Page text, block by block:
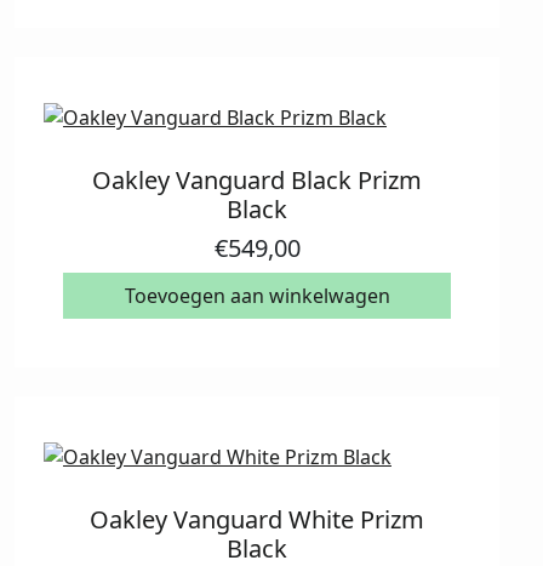
Oakley Vanguard Black Prizm
Black
€549,00
Toevoegen aan winkelwagen
Oakley Vanguard White Prizm
Black